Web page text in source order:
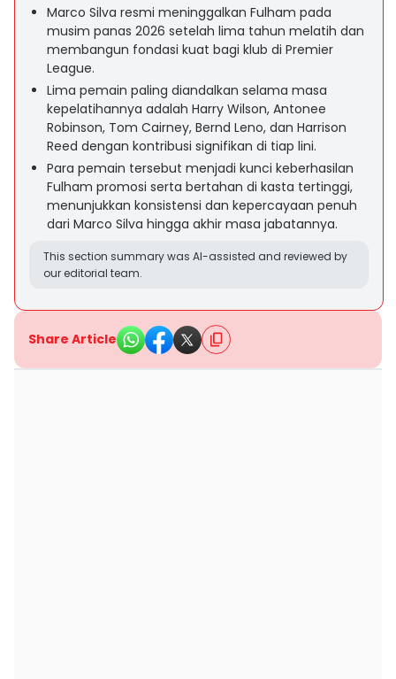
Marco Silva resmi meninggalkan Fulham pada
musim panas 2026 setelah lima tahun melatih dan
membangun fondasi kuat bagi klub di Premier
League.
Lima pemain paling diandalkan selama masa
kepelatihannya adalah Harry Wilson, Antonee
Robinson, Tom Cairney, Bernd Leno, dan Harrison
Reed dengan kontribusi signifikan di tiap lini.
Para pemain tersebut menjadi kunci keberhasilan
Fulham promosi serta bertahan di kasta tertinggi,
menunjukkan konsistensi dan kepercayaan penuh
dari Marco Silva hingga akhir masa jabatannya.
This section summary was AI-assisted and reviewed by
our editorial team.
Share Article